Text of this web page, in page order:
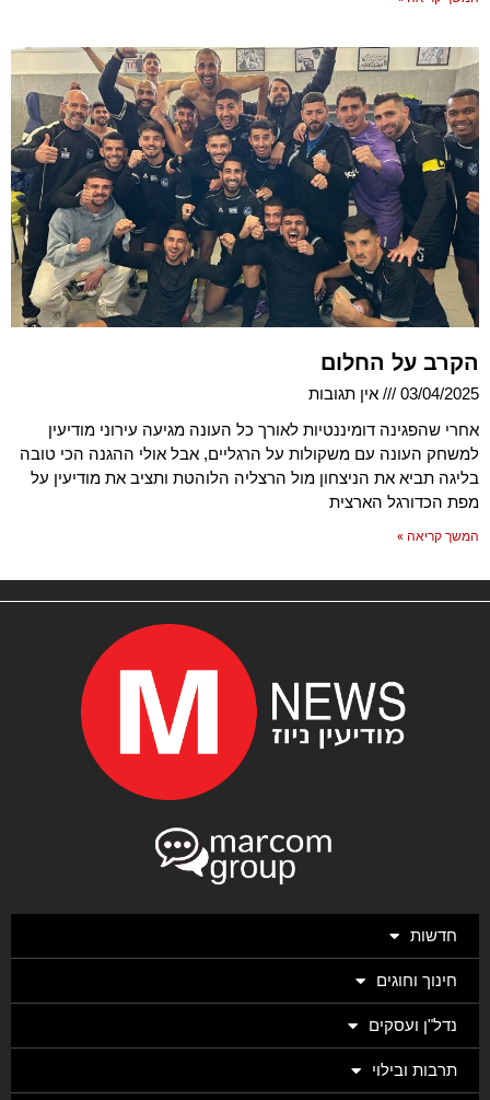
הקרב על החלום
03/04/2025
אין תגובות
אחרי שהפגינה דומיננטיות לאורך כל העונה מגיעה עירוני מודיעין
למשחק העונה עם משקולות על הרגליים, אבל אולי ההגנה הכי טובה
בליגה תביא את הניצחון מול הרצליה הלוהטת ותציב את מודיעין על
מפת הכדורגל הארצית
המשך קריאה »
חדשות
חינוך וחוגים
נדל"ן ועסקים
תרבות ובילוי